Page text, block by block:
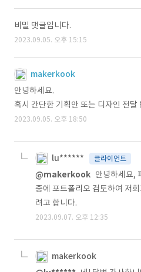
비밀 댓글입니다.
2023.09.05. 오후 15:15
makerkook
안녕하세요.
혹시 간단한 기획안 또는 디자인 전달
2023.09.05. 오후 18:50
lu****** 클라이언트
@makerkook 안녕하세요,
중에 포트폴리오 검토하여 저
려고 합니다.
2023.09.07. 오후 12:35
makerkook